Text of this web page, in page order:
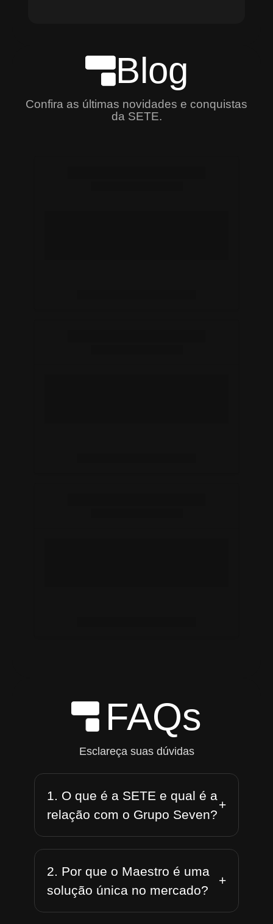
Blog
Confira as últimas novidades e conquistas
da SETE.
FAQs
Esclareça suas dúvidas
1. O que é a SETE e qual é a
relação com o Grupo Seven?
+
2. Por que o Maestro é uma
solução única no mercado?
+